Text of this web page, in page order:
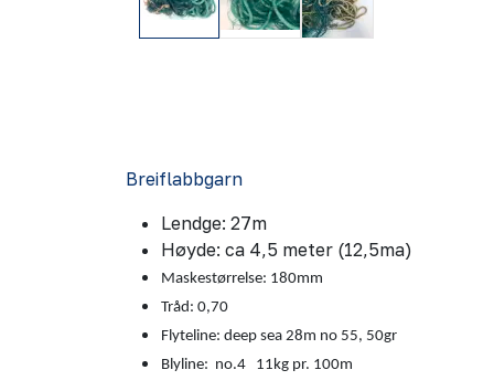
Breiflabbgarn
Lendge: 27m
Høyde: ca 4,5 meter (12,5ma)
Maskestørrelse: 180mm
Tråd: 0,70
Flyteline: deep sea 28m no 55, 50gr
Blyline: no.4 11kg pr. 100m